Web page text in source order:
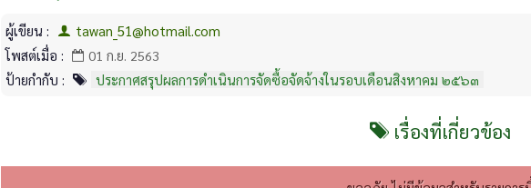
ผู้เขียน :
tawan_51@hotmail.com
โพสต์เมื่อ :
01 ก.ย. 2563
ป้ายกำกับ : ประกาศสรุปผลการดำเนินการจัดซื้อจัดจ้างในรอบเดือนสิงหาคม ๒๕๖๓
เรื่องที่เกี่ยวข้อง